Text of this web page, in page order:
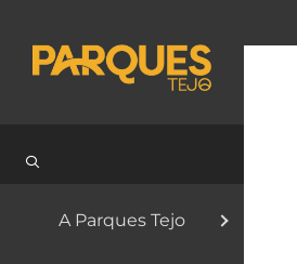
A Parques Tejo
to